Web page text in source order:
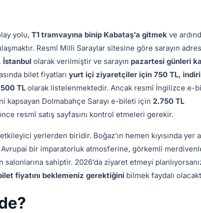
yolu, T1 tramvayına binip Kabataş’a gitmek ve
Resmî Milli Saraylar sitesine göre sarayın
İstanbul olarak verilmiştir ve sarayın pazartesi günleri
bilet fiyatları yurt içi ziyaretçiler için 750 TL,
TL olarak listelenmektedir. Ancak resmî İngilizce e-
ni kapsayan Dolmabahçe Sarayı e-bileti için 2.750 TL
resmî satış sayfasını kontrol etmeleri gerekir.
yerlerden biridir. Boğaz’ın hemen kıyısında yer
Avrupai bir imparatorluk atmosferine, görkemli
sahiptir. 2026’da ziyaret etmeyi
fiyatını beklemeniz gerektiğini bilmek faydalı